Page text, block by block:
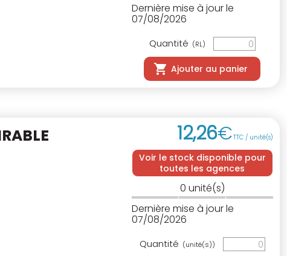
Dernière mise à jour le
07/08/2026
Quantité (RL)
Ajouter au panier
12,26€TTC / unité(s)
Voir le stock disponible pour
toutes les agences
0 unité(s)
Dernière mise à jour le
07/08/2026
Quantité (unité(s))